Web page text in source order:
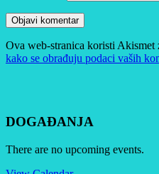
Ova web-stranica koristi Akismet
kako se obrađuju podaci vaših
DOGAĐANJA
There are no upcoming events.